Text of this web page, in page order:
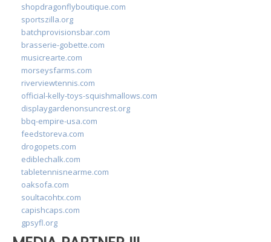
shopdragonflyboutique.com
sportszilla.org
batchprovisionsbar.com
brasserie-gobette.com
musicrearte.com
morseysfarms.com
riverviewtennis.com
official-kelly-toys-squishmallows.com
displaygardenonsuncrest.org
bbq-empire-usa.com
feedstoreva.com
drogopets.com
ediblechalk.com
tabletennisnearme.com
oaksofa.com
soultacohtx.com
capishcaps.com
gpsyfl.org